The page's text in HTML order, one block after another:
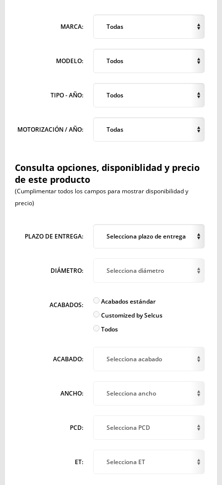
MARCA: Todas
MODELO: Todos
TIPO - AÑO: Todos
MOTORIZACIÓN / AÑO: Todas
Consulta opciones, disponiblidad y precio
de este producto
(Cumplimentar todos los campos para mostrar disponibilidad y
precio)
PLAZO DE ENTREGA: Selecciona plazo de entrega
DIÁMETRO: Selecciona diámetro
ACABADOS:
Acabados estándar
Customized by Selcus
Todos
ACABADO: Selecciona acabado
ANCHO: Selecciona ancho
PCD: Selecciona PCD
ET: Selecciona ET